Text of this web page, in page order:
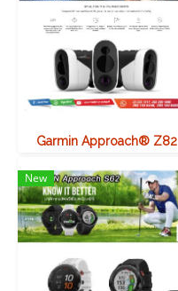
Garmin Approach® Z82
New